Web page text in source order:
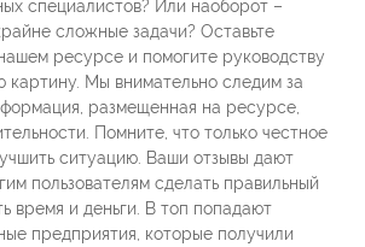
специалистов? Или наоборот –
сложные задачи? Оставьте
ресурсе и помогите руководству
картину. Мы внимательно следим за
размещенная на ресурсе,
Помните, что только честное
ситуацию. Ваши отзывы дают
пользователям сделать правильный
время и деньги. В топ попадают
предприятия, которые получили